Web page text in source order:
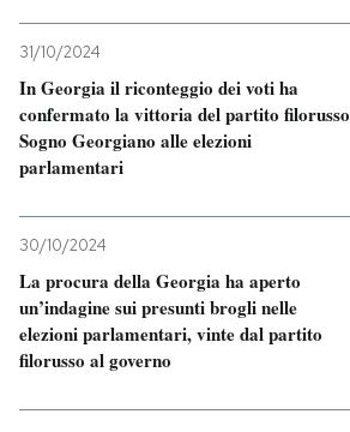
31/10/2024
In Georgia il riconteggio dei voti ha
confermato la vittoria del partito filorusso
Sogno Georgiano alle elezioni
parlamentari
30/10/2024
La procura della Georgia ha aperto
un’indagine sui presunti brogli nelle
elezioni parlamentari, vinte dal partito
filorusso al governo